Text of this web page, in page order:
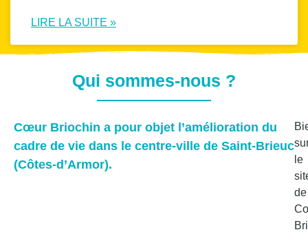
LIRE LA SUITE »
Qui sommes-nous ?
Cœur Briochin a pour objet l’amélioration du
cadre de vie dans le centre-ville de Saint-Brieuc
(Côtes-d’Armor).
le
de